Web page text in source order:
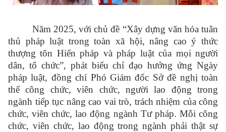
Năm 2025, với chủ đề “Xây dựng văn hóa tuân
thủ pháp luật trong toàn xã hội, nâng cao ý thức
thượng tôn Hiến pháp và pháp luật của mọi người
dân, tổ chức”, phát biểu chỉ đạo hưởng ứng Ngày
pháp luật, đồng chí Phó Giám đốc Sở đề nghị toàn
thể công chức, viên chức, người lao động trong
ngành tiếp tục nâng cao vai trò, trách nhiệm của công
chức, viên chức, lao động ngành Tư pháp. Mỗi công
chức, viên chức, lao động trong ngành phải thật sự